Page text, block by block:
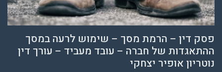
פסק דין – הרמת מסך – שימוש לרעה במסך
ההתאגדות של חברה – עובד מעביד – עורך דין
נוטריון אופיר יצחקי